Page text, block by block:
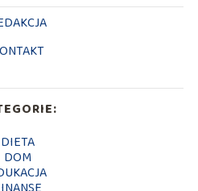
DIETA
DOM